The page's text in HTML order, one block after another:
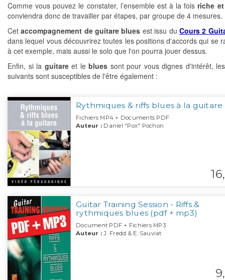
Comme vous pouvez le constater, l’ensemble est à la fois riche
conviendra donc de travailler par étapes, par groupe de 4 mesures.
Cetaccompagnement de guitare blues est issu du Cours 2
dans lequel vous découvrirez toutes les positions d'accords qui se
à cet exemple, mais aussi le solo que l'on pourra jouer dessus.
Enfin, si la guitareet leblues sont pour vous dignes d'intérêt,
suivants sont susceptibles de l'être également :
Rythmiques & riffs blues à la guitare
Fichiers MP4 + Documents PDF
Auteur : Daniel "Pox" Pochon
16,
Guitar Training Session - Riffs &
rythmiques blues (pdf + mp3)
Document PDF + Fichiers MP3
Auteur : J. Fredd & E. Sauviat
9,